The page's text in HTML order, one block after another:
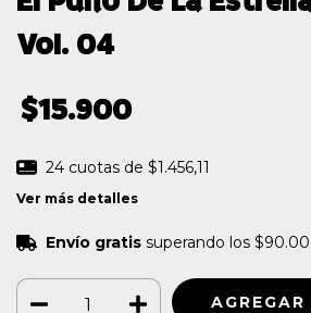
Vol. 04
$15.900
24 cuotas de $1.456,11
Ver más detalles
Envío gratis superando los